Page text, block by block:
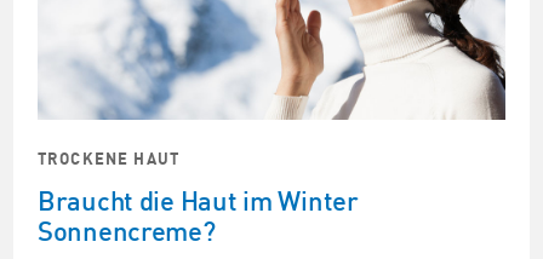
TROCKENE HAUT
Braucht die Haut im Winter
Sonnencreme?